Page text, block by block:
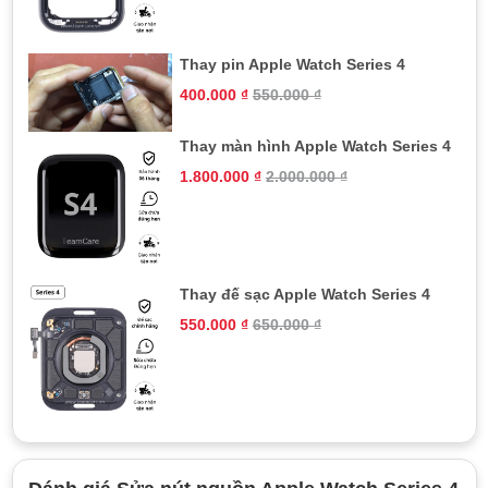
Tại sao nút nguồn Apple Watch Series
4 bị hư?
Nút nguồn trên Apple Watch Series 4 là một phần quan trọng,
cho phép bạn tắt mở màn hình và thực hiện các chức năng
khác. Tuy nhiên, sau một thời gian sử dụng, nút nguồn có thể
bị hỏng do rất nhiều lý do:
Sử dụng trong môi trường ẩm ướt:
của bạn bị ngấm nước trong thời gian dài, nó có thể gây
ra hư hỏng cho nút nguồn và các linh kiện khác.
Va đập mạnh:
Rơi rớt hoặc va đập mạnh có thể làm hỏng
nút nguồn và các bộ phận khác của Apple Watch.
Không vệ sinh đúng cách:
thể khiến nút nguồn bị kẹt hoặc không hoạt động.
Dây cáp nút nguồn bị oxy hóa:
Những dấu hiệu nút nguồn bị hỏng và cần thay thế, sửa chữa:
Thay pin Apple Watch Series 4
400.000 ₫ 550.000₫
Thay màn hình Apple Watch Series 4
1.800.000 ₫ 2.000.000₫
Thay đế sạc Apple Watch Series 4
550.000 ₫ 650.000₫